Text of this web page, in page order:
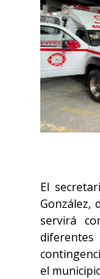
El
González,
servirá
el